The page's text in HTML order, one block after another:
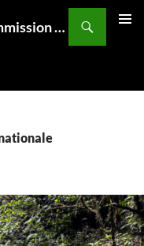
Blog de la CREI – commission relations et expéditions internationales – Fédération Française de Spéléo